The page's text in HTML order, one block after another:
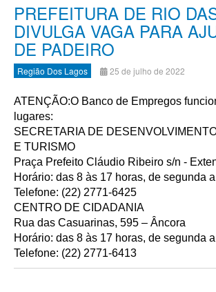
PREFEITURA DE RIO
DIVULGA VAGA PARA
DE PADEIRO
Região Dos Lagos 25 de julho de 2022
ATENÇÃO:O Banco de Empregos
lugares:
SECRETARIA DE
E TURISMO
Praça Prefeito Cláudio Ribeiro s/n -
Horário: das 8 às 17 horas, de segunda
Telefone: (22) 2771-6425
CENTRO DE CIDADANIA
Rua das Casuarinas, 595 – Âncora
Horário: das 8 às 17 horas, de segunda
Telefone: (22) 2771-6413